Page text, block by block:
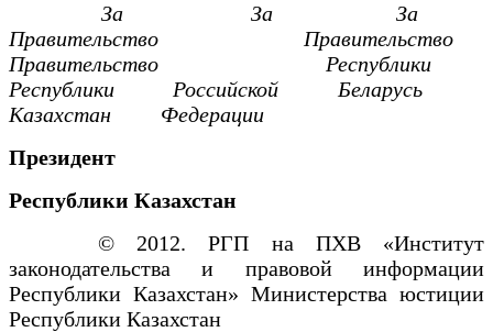
За За За
Правительство Правительство
Правительство
Республики
Республики Российской
Беларусь
Казахстан Федерации
Президент
Республики Казахстан
© 2012. РГП на ПХВ «Институт
законодательства и правовой информации
Республики Казахстан» Министерства юстиции
Республики Казахстан